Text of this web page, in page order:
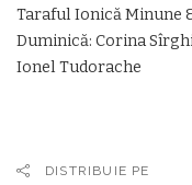
Taraful Ionică Minune
Duminică: Corina
Ionel Tudorache
DISTRIBUIE PE